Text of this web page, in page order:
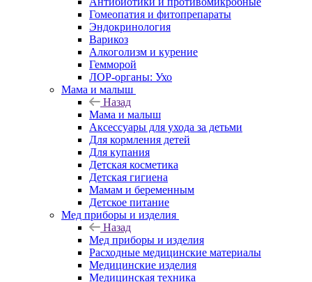
Гомеопатия и фитопрепараты
Эндокринология
Варикоз
Алкоголизм и курение
Гемморой
ЛОР-органы: Ухо
Мама и малыш
Назад
Мама и малыш
Аксессуары для ухода за детьми
Для кормления детей
Для купания
Детская косметика
Детская гигиена
Мамам и беременным
Детское питание
Мед приборы и изделия
Назад
Мед приборы и изделия
Расходные медицинские материалы
Медицинские изделия
Медицинская техника